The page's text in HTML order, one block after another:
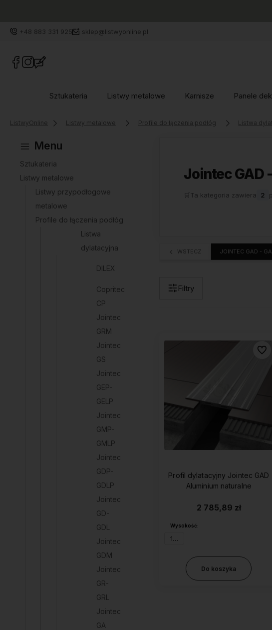
+48 883 331 925 sklep@listwyonline.pl
Sztukateria Listwy metalowe Karnisze Panele
ListwyOnline Listwy metalowe Profile do łączenia podłóg Listwa
Menu
Sztukateria
Listwy metalowe
Listwy przypodłogowe
metalowe
Profile do łączenia podłóg
Listwa
dylatacyjna
DILEX
Copritec
CP
Jointec
GRM
Jointec
GS
Jointec
GEP-
GELP
Jointec
GMP-
GMLP
Jointec
GDP-
GDLP
Jointec
GD-
GDL
Jointec
GDM
Jointec
GR-
GRL
Jointec
GA
Jointec GAD
🛒 Ta kategoria zawiera 2
WSTECZ JOINTEC GAD -
Filtry
Profil dylatacyjny Jointec GAD
Aluminium naturalne
2 785,89 zł
Wysokość:
15 mm
Do koszyka
Do